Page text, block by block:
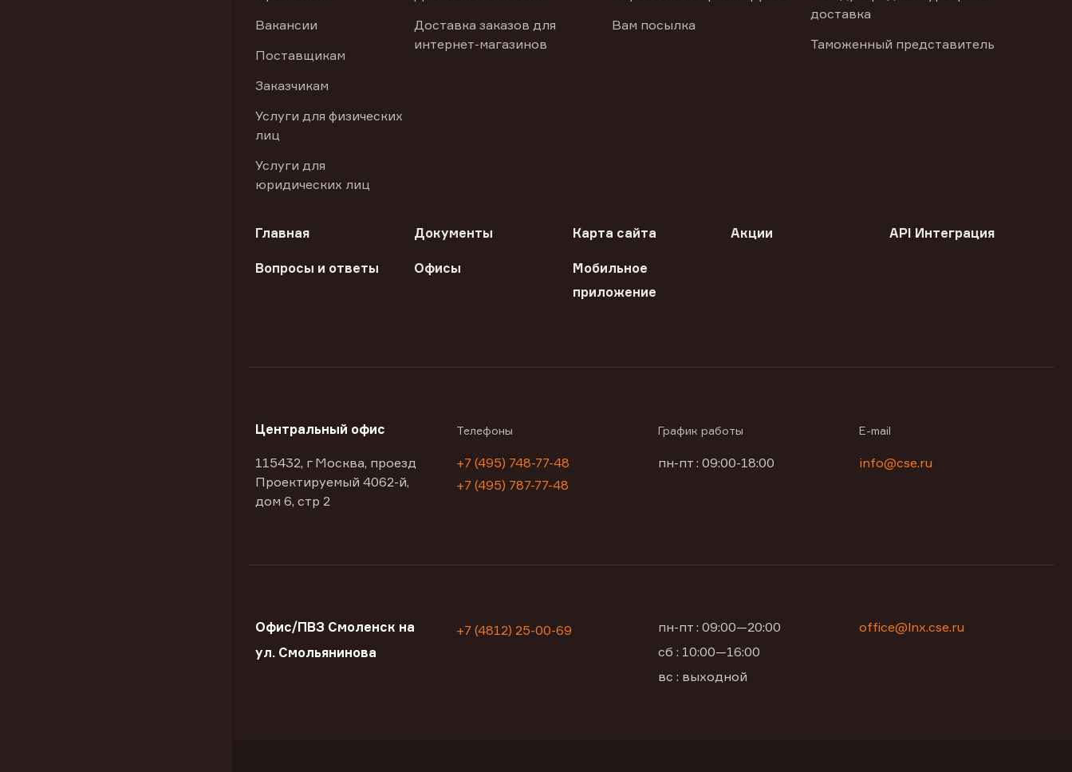
Вакансии
Поставщикам
Заказчикам
Услуги для физических
лиц
Услуги для
юридических лиц
Доставка заказов для
интернет-магазинов
Вам посылка
доставка
Таможенный представитель
Главная Документы Карта сайта Акции API Интеграция
Вопросы и ответы Офисы
Мобильное
приложение
Центральный офис
115432, г Москва, проезд
Проектируемый 4062-й,
дом 6, стр 2
Телефоны
+7 (495) 748-77-48
+7 (495) 787-77-48
График работы
пн-пт : 09:00-18:00
E-mail
info@cse.ru
Офис/ПВЗ Смоленск на
ул. Смольянинова
+7 (4812) 25-00-69
пн-пт : 09:00—20:00
сб : 10:00—16:00
вс : выходной
office@lnx.cse.ru